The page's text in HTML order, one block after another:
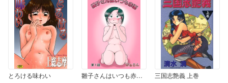
とろける味わい 雛子さんはいつも赤面 1 三国志艶義 上巻